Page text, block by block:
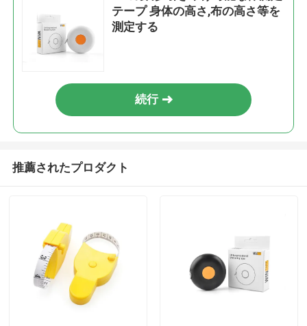
テープ 身体の高さ,布の高さ等を
測定する
続行
推薦されたプロダクト